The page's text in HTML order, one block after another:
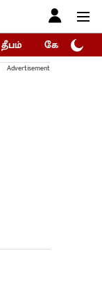
தீபம் கோகுலம்/
Advertisement